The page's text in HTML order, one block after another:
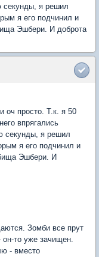
секунды, я решил
я его подчинил и
Эшбери. И доброта
оч просто. Т.к. я 50
впрягались
секунды, я решил
я его подчинил и
Эшбери. И
Зомби все прут
он-то уже зачищен.
- вместо